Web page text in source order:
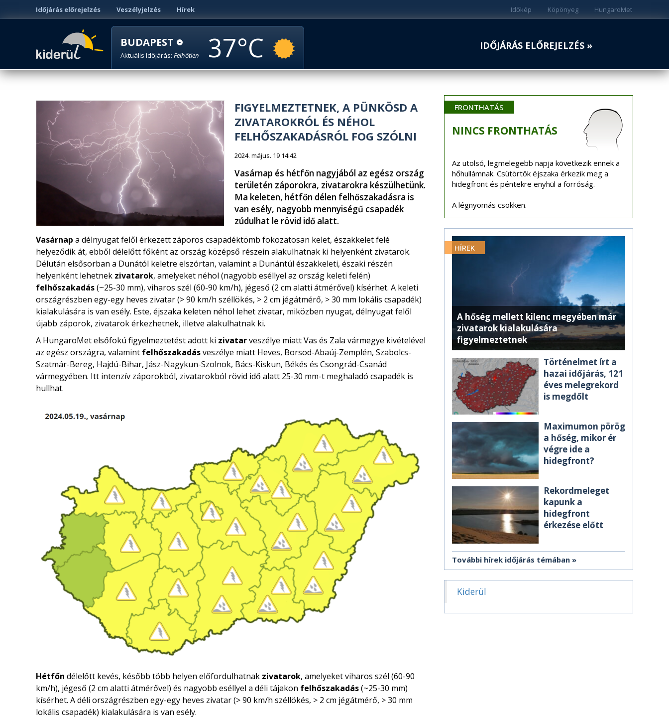
Időjárás előrejelzés Veszélyjelzés Hírek HungaroMet
Köpönyeg
Időkép
BUDAPEST
Aktuális Időjárás: Felhőtlen 37 IDŐJÁRÁS ELŐREJELZÉS »
FIGYELMEZTETNEK, A PÜNKÖSD A
ZIVATAROKRÓL ÉS NÉHOL
FELHŐSZAKADÁSRÓL FOG SZÓLNI
2024. május. 19 14:42
Vasárnap és hétfőn nagyjából az egész ország
területén záporokra, zivatarokra készülhetünk.
Ma keleten, hétfőn délen felhőszakadásra is
van esély, nagyobb mennyiségű csapadék
zúdulhat le rövid idő alatt.
Vasárnap a délnyugat felől érkezett záporos csapadéktömb fokozatosan kelet, északkelet felé
helyeződik át, ebből délelőtt főként az ország középső részein alakulhatnak ki helyenként zivatarok.
Délután elsősorban a Dunától keletre elszórtan, valamint a Dunántúl északkeleti, északi részén
helyenként lehetnek zivatarok, amelyeket néhol (nagyobb eséllyel az ország keleti felén)
felhőszakadás(~25-30 mm), viharos szél (60-90 km/h), jégeső (2 cm alatti átmérővel) kísérhet. A keleti
országrészben egy-egy heves zivatar (> 90 km/h széllökés, > 2 cm jégátmérő, > 30 mm lokális csapadék)
kialakulására is van esély. Este, éjszaka keleten néhol lehet zivatar, miközben nyugat, délnyugat felől
újabb záporok, zivatarok érkezhetnek, illetve alakulhatnak ki.
A HungaroMet elsőfokú figyelmeztetést adott ki zivatarveszélye miatt Vas és Zala vármegye kivételével
az egész országra, valamint felhőszakadásveszélye miatt Heves, Borsod-Abaúj-Zemplén, Szabolcs-
Szatmár-Bereg, Hajdú-Bihar, Jász-Nagykun-Szolnok, Bács-Kiskun, Békés és Csongrád-Csanád
vármegyében. Itt intenzív záporokból, zivatarokból rövid idő alatt 25-30 mm-t meghaladó csapadék is
hullhat.
Hétfőn délelőtt kevés, később több helyen előfordulhatnak zivatarok, amelyeket viharos szél (60-90
km/h), jégeső (2 cm alatti átmérővel) és nagyobb eséllyel a déli tájakon felhőszakadás(~25-30 mm)
kísérhet. A déli országrészben egy-egy heves zivatar (> 90 km/h széllökés, > 2 cm jégátmérő, > 30 mm
lokális csapadék) kialakulására is van esély.
FRONTHATÁS
NINCS FRONTHATÁS
Az utolsó, legmelegebb napja következik ennek a
hőhullámnak. Csütörtök éjszaka érkezik meg a
hidegfront és péntekre enyhül a forróság.
A légnyomás csökken.
HÍREK
A hőség mellett kilenc megyében már
zivatarok kialakulására
figyelmeztetnek
Történelmet írt a
hazai időjárás, 121
éves melegrekord
is megdőlt
Maximumon pörög
a hőség, mikor ér
végre ide a
hidegfront?
Rekordmeleget
kapunk a
hidegfront
érkezése előtt
További hírek időjárás témában
Kiderül